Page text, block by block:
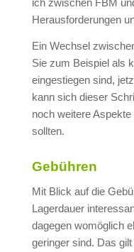
ich zwischen FBM
Herausforderungen
Ein Wechsel
Sie zum Beispiel als
eingestiegen sind,
kann sich dieser
noch weitere
sollten.
Gebühren
Mit Blick auf die
Lagerdauer
dagegen womöglich
geringer sind. Das